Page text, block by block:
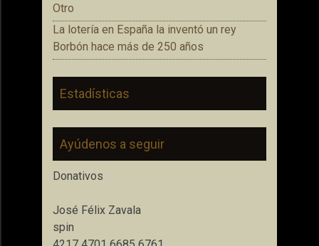
Otro
La lotería en España la inventó un rey
Borbón hace más de 250 años
Estadísticas
Ayúdenos a seguir
Donativos
José Félix Zavala
spin